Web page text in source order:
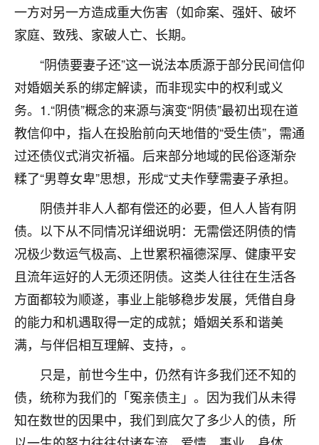
一方对另一方造成重大伤害（如命案、强奸、破坏
家庭、致残、家破人亡、长期。
“阴债要妻子还”这一说法本质源于部分民间信仰
对婚姻关系的绑定解读，而非现实中的权利或义
务。1.“阴债”概念的来源与演变“阴债”最初出现在道
教信仰中，指人在投胎前向天地借的“受生债”，需通
过还债仪式消灾祈福。后来部分地域的民俗逐渐杂
糅了“男尊女卑”思想，形成“丈夫作孽需妻子承担。
阴债并非人人都有偿还的必要，但人人皆有阴
债。以下从不同情况详细说明：无需偿还阴债的情
况极少数运气极高、上世累积福德深厚、健康平安
且流年运好的人无须还阴债。这类人往往在生活各
方面都较为顺遂，事业上能够稳步发展，凭借自身
的能力和机遇取得一定的成就；婚姻关系和谐美
满，与伴侣相互理解、支持，。
只是，前世今生中，仍然有许多我们还不知的
债，统称为我们的「冤亲债主」。因为我们从未得
知在数世的因果中，我们到底欠了多少人的债，所
1天前 来自四川 9
我也想找老师看看，有没有人给个联系方式的啊？
鹿森：慧来老师微信：gjsy0624
1天前 来自江西 12
青春168
2天前 来自山西 15
Jessica李
老师做不做超度法事？我想给我奶奶做超度，她今年
刚去世了。
七零老顽童
：我母亲前年离世，刚开始我经常
做梦梦见她，后来也是朋友介绍，找到慧来老
师，安排了超度法事，做梦再也没有梦到过
超度，现在看来，人不信也不行。
2天前 来自云南 11